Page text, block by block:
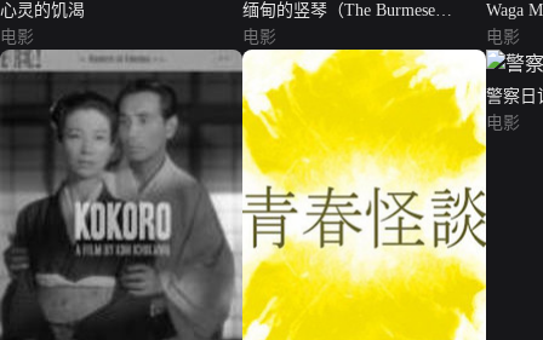
心灵的饥渴
电影
缅甸的竖琴（The Burmese
Harp）
电影
Waga
电影
警察日
电影